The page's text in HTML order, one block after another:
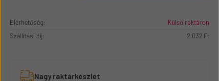
Elérhetőség:
Külső raktáron
Szállítási díj:
2.032 Ft
Nagy raktárkészlet